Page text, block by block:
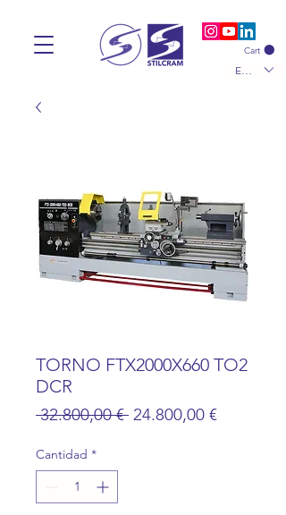
Cart
EUR (€)
TORNO FTX2000X660 TO2
DCR
32.800,00 € Precio
24.800,00 €Precio
Cantidad *